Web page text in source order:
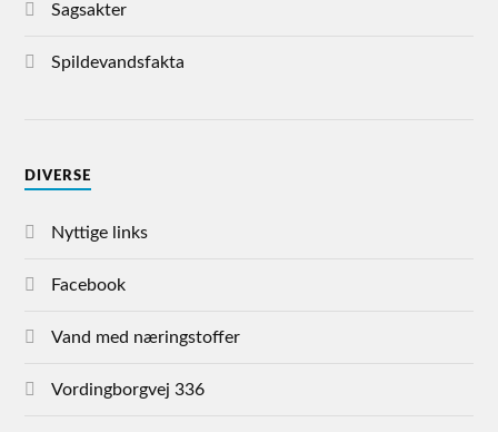
Sagsakter
Spildevandsfakta
DIVERSE
Nyttige links
Facebook
Vand med næringstoffer
Vordingborgvej 336